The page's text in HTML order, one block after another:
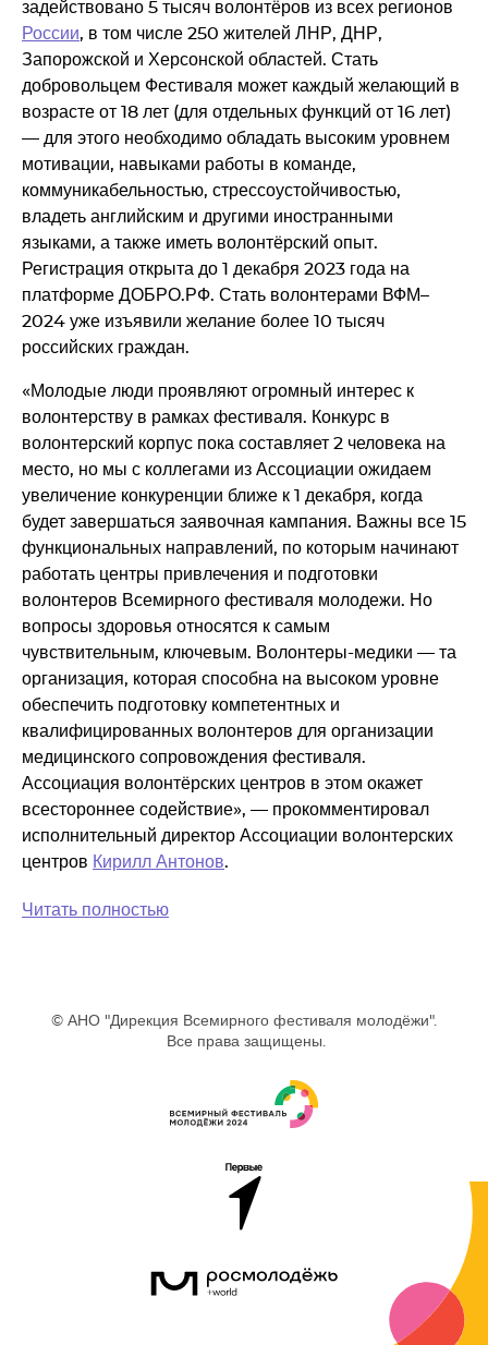
задействовано 5 тысяч волонтёров из всех регионов
России, в том числе 250 жителей ЛНР, ДНР,
Запорожской и Херсонской областей. Стать
добровольцем Фестиваля может каждый желающий в
возрасте от 18 лет (для отдельных функций от 16 лет)
— для этого необходимо обладать высоким уровнем
мотивации, навыками работы в команде,
коммуникабельностью, стрессоустойчивостью,
владеть английским и другими иностранными
языками, а также иметь волонтёрский опыт.
Регистрация открыта до 1 декабря 2023 года на
платформе ДОБРО.РФ. Стать волонтерами ВФМ–
2024 уже изъявили желание более 10 тысяч
российских граждан.
«Молодые люди проявляют огромный интерес к
волонтерству в рамках фестиваля. Конкурс в
волонтерский корпус пока составляет 2 человека на
место, но мы с коллегами из Ассоциации ожидаем
увеличение конкуренции ближе к 1 декабря, когда
будет завершаться заявочная кампания. Важны все 15
функциональных направлений, по которым начинают
работать центры привлечения и подготовки
волонтеров Всемирного фестиваля молодежи. Но
вопросы здоровья относятся к самым
чувствительным, ключевым. Волонтеры-медики — та
организация, которая способна на высоком уровне
обеспечить подготовку компетентных и
квалифицированных волонтеров для организации
медицинского сопровождения фестиваля.
Ассоциация волонтёрских центров в этом окажет
всестороннее содействие», — прокомментировал
исполнительный директор Ассоциации волонтерских
центров Кирилл Антонов.
Читать полностью
© АНО "Дирекция Всемирного фестиваля молодёжи".
Все права защищены.